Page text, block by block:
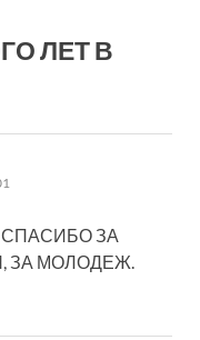
ЛЕТ В
ЗА
ЗА МОЛОДЕЖ.